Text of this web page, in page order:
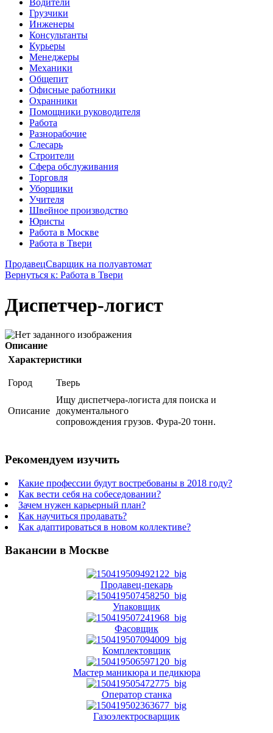
Водители
Грузчики
Инженеры
Консультанты
Курьеры
Менеджеры
Механики
Общепит
Офисные работники
Охранники
Помощники руководителя
Работа
Разнорабочие
Слесарь
Строители
Сфера обслуживания
Торговля
Уборщики
Учителя
Швейное производство
Юристы
Работа в Москве
Работа в Твери
ПродавецСварщик на полуавтомат
Вернуться к: Работа в Твери
Диспетчер-логист
Описание
Характеристики
Город Тверь
Описание
Ищу диспетчера-логиста для поиска и
документального
сопровождения грузов. Фура-20 тонн.
Рекомендуем изучить
Какие профессии будут востребованы в 2018 году?
Как вести себя на собеседовании?
Зачем нужен карьерный план?
Как научиться продавать?
Как адаптироваться в новом коллективе?
Вакансии в Москве
Продавец-пекарь
Упаковщик
Фасовщик
Комплектовщик
Мастер маникюра и педикюра
Оператор станка
Газоэлектросварщик